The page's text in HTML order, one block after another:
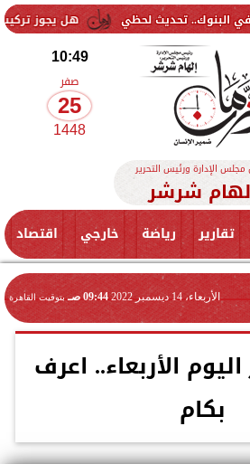
هل يجوز تركيب وسيلة منع
10:49
صفر
25
1448
الإدارة ورئيس التحرير
شرشر
تقارير رياضة خارجي اقتصاد
الأربعاء، 14 ديسمبر 2022 09:44 صـ بتوقيت القاهرة
الأربعاء.. اعرف
بكام